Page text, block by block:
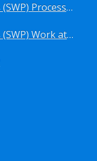
Sertifikasi Safe Work Practices (SWP) Process Overview and Awareness BNSP
Sertifikasi Safe Work Practices (SWP) Work at Height BNSP